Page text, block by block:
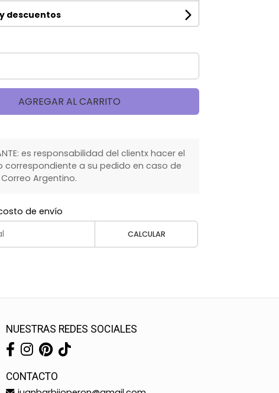
descuentos
AGREGAR AL CARRITO
es responsabilidad del clientx hacer el
correspondiente a su pedido en caso de
Argentino.
de envío
CALCULAR
NUESTRAS REDES SOCIALES
CONTACTO